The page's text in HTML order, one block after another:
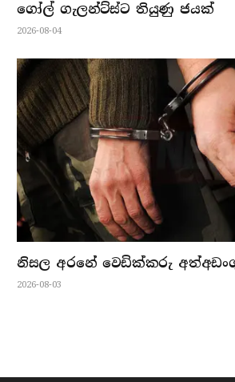
ගෝල් ගැලන්ට්ස්ට තියුණු ජයක්
2026-08-04
නිසල අරනේ වෙඩික්කරු
2026-08-03